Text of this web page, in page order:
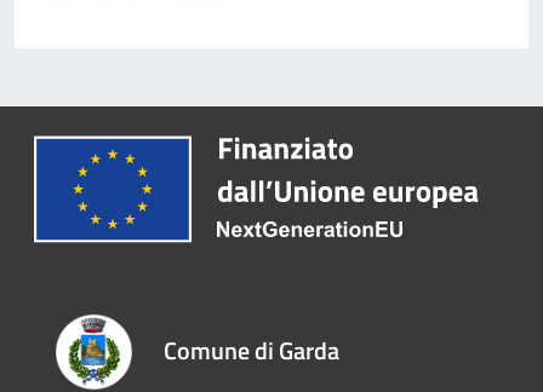
Comune di Garda